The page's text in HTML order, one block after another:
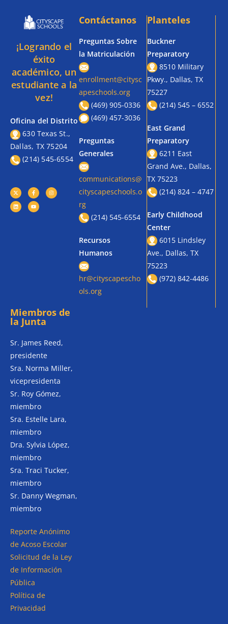
¡Logrando el
éxito
académico, un
estudiante a la
vez!
Oficina del Distrito
630 Texas St.,
Dallas, TX 75204
(214) 545-6554
Contáctanos
Preguntas Sobre
la Matriculación
enrollment@citysc
apeschools.org
(469) 905-0336
(469) 457-3036
Preguntas
Generales
communications@
cityscapeschools.o
rg
(214) 545-6554
Recursos
Humanos
hr@cityscapescho
ols.org
Planteles
Buckner
Preparatory
8510 Military
Pkwy., Dallas, TX
75227
(214) 545 – 6552
East Grand
Preparatory
6211 East
Grand Ave., Dallas,
TX 75223
(214) 824 – 4747
Early Childhood
Center
6015 Lindsley
Ave., Dallas, TX
75223
(972) 842-4486
Miembros de
la Junta
Sr. James Reed,
presidente
Sra. Norma Miller,
vicepresidenta
Sr. Roy Gómez,
miembro
Sra. Estelle Lara,
miembro
Dra. Sylvia López,
miembro
Sra. Traci Tucker,
miembro
Sr. Danny Wegman,
miembro
Reporte Anónimo
de Acoso Escolar
Solicitud de la Ley
de Información
Pública
Política de
Privacidad